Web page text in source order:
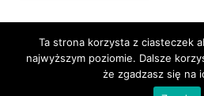
Post
navigation
Ta strona korzysta z ciasteczek
najwyższym poziomie. Dalsze
że zgadzasz się na